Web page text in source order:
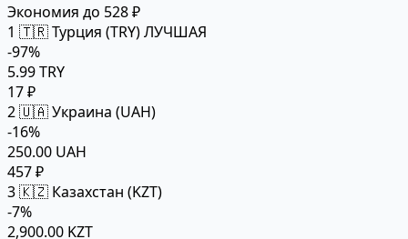
Экономия до 528 ₽
1 🇹🇷 Турция (TRY)ЛУЧШАЯ
-97%
5.99 TRY
17 ₽
2🇺🇦 Украина (UAH)
-16%
250.00 UAH
457 ₽
3🇰🇿 Казахстан (KZT)
-7%
2,900.00 KZT